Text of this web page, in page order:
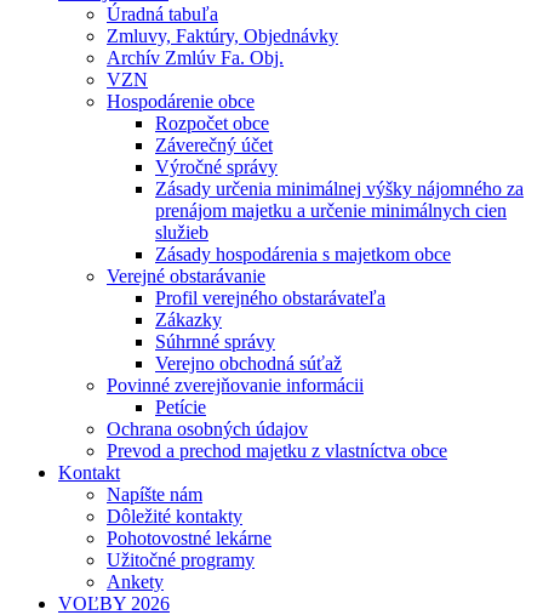
Úradná tabuľa
Zmluvy, Faktúry, Objednávky
Archív Zmlúv Fa. Obj.
VZN
Hospodárenie obce
Rozpočet obce
Záverečný účet
Výročné správy
Zásady určenia minimálnej výšky nájomného za
prenájom majetku a určenie minimálnych cien
služieb
Zásady hospodárenia s majetkom obce
Verejné obstarávanie
Profil verejného obstarávateľa
Zákazky
Súhrnné správy
Verejno obchodná súťaž
Povinné zverejňovanie informácii
Petície
Ochrana osobných údajov
Prevod a prechod majetku z vlastníctva obce
Kontakt
Napíšte nám
Dôležité kontakty
Pohotovostné lekárne
Užitočné programy
Ankety
VOĽBY 2026